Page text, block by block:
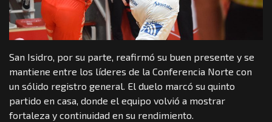
San Isidro, por su parte, reafirmó su buen presente y se
mantiene entre los líderes de la Conferencia Norte con
un sólido registro general. El duelo marcó su quinto
partido en casa, donde el equipo volvió a mostrar
fortaleza y continuidad en su rendimiento.